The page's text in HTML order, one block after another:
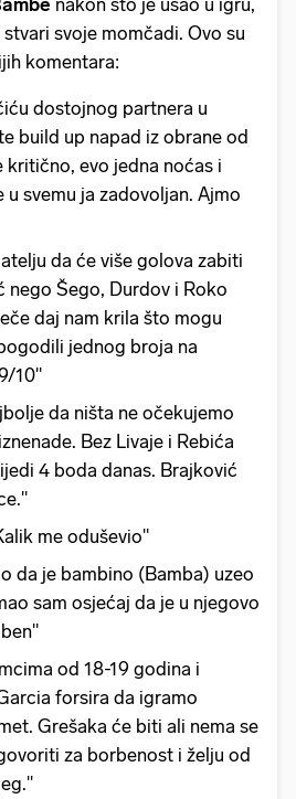
svoje momčadi. Ovo su
komentara:
dostojnog partnera u
build up napad iz obrane od
kritično, evo jedna noćas i
u svemu ja zadovoljan. Ajmo
da će više golova zabiti
nego Šego, Durdov i Roko
daj nam krila što mogu
jednog broja na
10"
da ništa ne očekujemo
Bez Livaje i Rebića
4 boda danas. Brajković
me oduševio"
da je bambino (Bamba) uzeo
sam osjećaj da je u njegovo
od 18-19 godina i
forsira da igramo
Grešaka će biti ali nema se
za borbenost i želju od